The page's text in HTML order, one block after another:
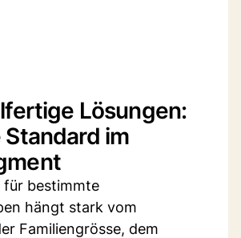
Lösungen:
Standard im
für bestimmte
hängt stark vom
Familiengrösse, dem